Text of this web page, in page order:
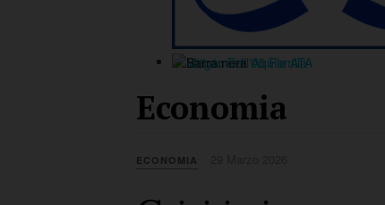
Economia
ECONOMIA